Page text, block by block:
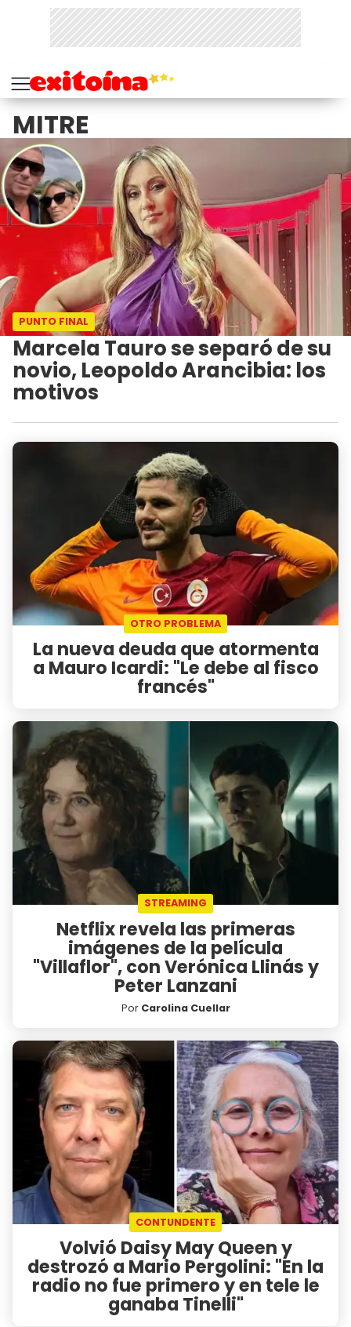
MITRE
PUNTO FINAL
Marcela Tauro se separó de su
novio, Leopoldo Arancibia: los
motivos
OTRO PROBLEMA
La nueva deuda que atormenta
a Mauro Icardi: "Le debe al fisco
francés"
STREAMING
Netflix revela las primeras
imágenes de la película
"Villaflor", con Verónica Llinás y
Peter Lanzani
Por Carolina Cuellar
CONTUNDENTE
Volvió Daisy May Queen y
destrozó a Mario Pergolini: "En la
radio no fue primero y en tele le
ganaba Tinelli"